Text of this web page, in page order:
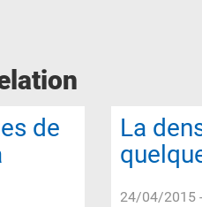
de
La
24/04/2015